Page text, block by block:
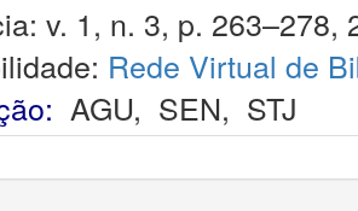
v. 1, n. 3, p. 263–278,
Rede Virtual de
AGU, SEN, STJ